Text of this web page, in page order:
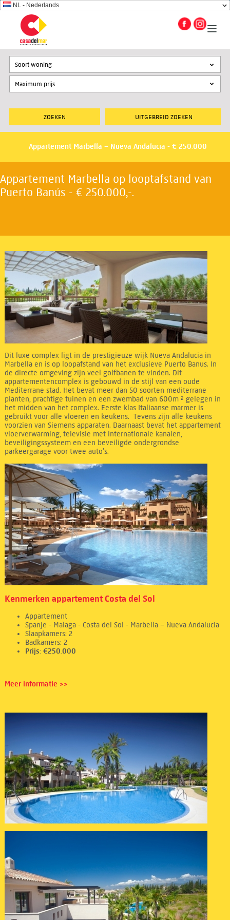
NL - Nederlands
UITGEBREID ZOEKEN
Soort woning
Appartement Marbella – Nueva Andalucia - € 250.000
Appartement Marbella op looptafstand van
Puerto Banús - € 250.000,-.
Dit luxe complex ligt in de prestigieuze wijk Nueva Andalucia in
Marbella en is op loopafstand van het exclusieve Puerto Banus. In
de directe omgeving zijn veel golfbanen te vinden. Dit
appartementencomplex is gebouwd in de stijl van een oude
Mediterrane stad. Het bevat meer dan 50 soorten mediterrane
planten, prachtige tuinen en een zwembad van 600m ² gelegen in
het midden van het complex. Eerste klas Italiaanse marmer is
gebruikt voor alle vloeren en keukens. Tevens zijn alle keukens
voorzien van Siemens apparaten. Daarnaast bevat het appartement
vloerverwarming, televisie met internationale kanalen,
beveiligingssysteem en een beveiligde ondergrondse
parkeergarage voor twee auto’s.
Kenmerken appartement Costa del Sol
Appartement
Spanje - Malaga - Costa del Sol - Marbella – Nueva Andalucia
Slaapkamers: 2
Badkamers: 2
Prijs: €250.000
Meer informatie >>